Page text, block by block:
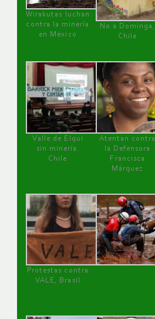
Wirakutas luchan
contra la minería
en México
No a Dominga,
Chile
Valle de Elqui
sin minería.
Chile
Atentan contra
la Defensora
Francisca
Márquez
Protestas contra
VALE, Brasil